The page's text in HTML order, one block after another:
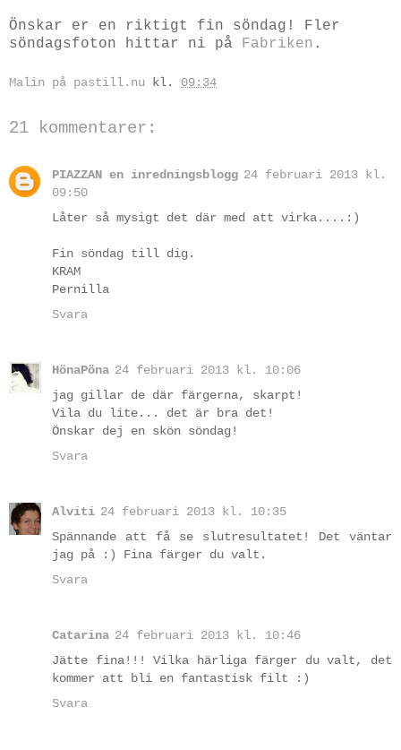
Önskar er en riktigt fin söndag! Fler
söndagsfoton hittar ni på Fabriken .
Malin på pastill.nu kl. 09:34
21 kommentarer:
PIAZZAN en inredningsblogg 24 februari 2013 kl.
09:50
Låter så mysigt det där med att virka....:)
Fin söndag till dig.
KRAM
Pernilla
Svara
HönaPöna 24 februari 2013 kl. 10:06
jag gillar de där färgerna, skarpt!
Vila du lite... det är bra det!
Önskar dej en skön söndag!
Svara
Alviti 24 februari 2013 kl. 10:35
Spännande att få se slutresultatet! Det väntar
jag på :) Fina färger du valt.
Svara
Catarina 24 februari 2013 kl. 10:46
Jätte fina!!! Vilka härliga färger du valt, det
kommer att bli en fantastisk filt :)
Svara